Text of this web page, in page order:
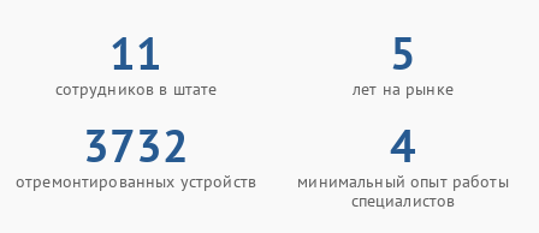
11
сотрудников в штате
5
лет на рынке
3732
отремонтированных устройств
4
минимальный опыт работы
специалистов